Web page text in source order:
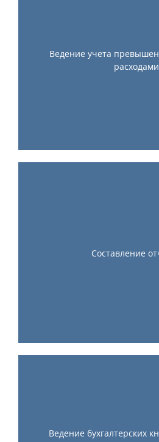
Ведение учета
расходами
Составление
Ведение бухгалтерских